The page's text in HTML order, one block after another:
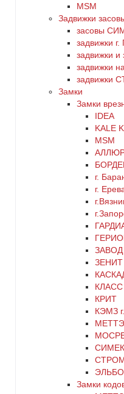
желтый
MSM
Задвижки
заcовы
задвижки г.
задвижки и
задвижки
задвижки
Замки
Замки
IDEA
KALE
MSM
г.
г.
ЗАВОД
ЗЕНИТ
КЛАСС
КРИТ
КЭМЗ
Замки